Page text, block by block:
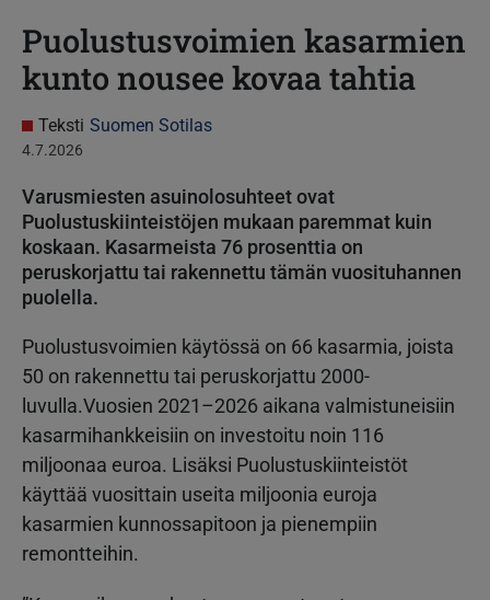
Puolustusvoimien kasarmien
kunto nousee kovaa tahtia
Teksti Suomen Sotilas
4.7.2026
Varusmiesten asuinolosuhteet ovat
Puolustuskiinteistöjen mukaan paremmat kuin
koskaan. Kasarmeista 76 prosenttia on
peruskorjattu tai rakennettu tämän vuosituhannen
puolella.
Puolustusvoimien käytössä on 66 kasarmia, joista
50 on rakennettu tai peruskorjattu 2000-
luvulla.Vuosien 2021–2026 aikana valmistuneisiin
kasarmihankkeisiin on investoitu noin 116
miljoonaa euroa. Lisäksi Puolustuskiinteistöt
käyttää vuosittain useita miljoonia euroja
kasarmien kunnossapitoon ja pienempiin
remontteihin.